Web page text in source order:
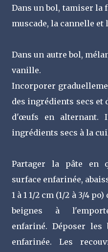
Dans un bol, tamiser la
muscade, la cannelle et
Dans un autre bol,
vanille.
Incorporer
des ingrédients secs et
d'œufs en alternant.
ingrédients secs à la
Partager la pâte en
surface enfarinée,
1 à 1 1/2 cm (1/2 à 3/4
beignes à
enfariné. Déposer les
enfarinée. Les